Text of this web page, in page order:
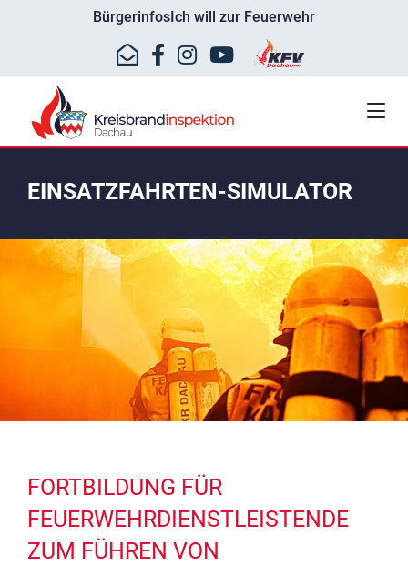
BürgerinfosIch will zur Feuerwehr
EINSATZFAHRTEN-SIMULATOR
FORTBILDUNG FÜR
FEUERWEHRDIENSTLEISTENDE
ZUM FÜHREN VON